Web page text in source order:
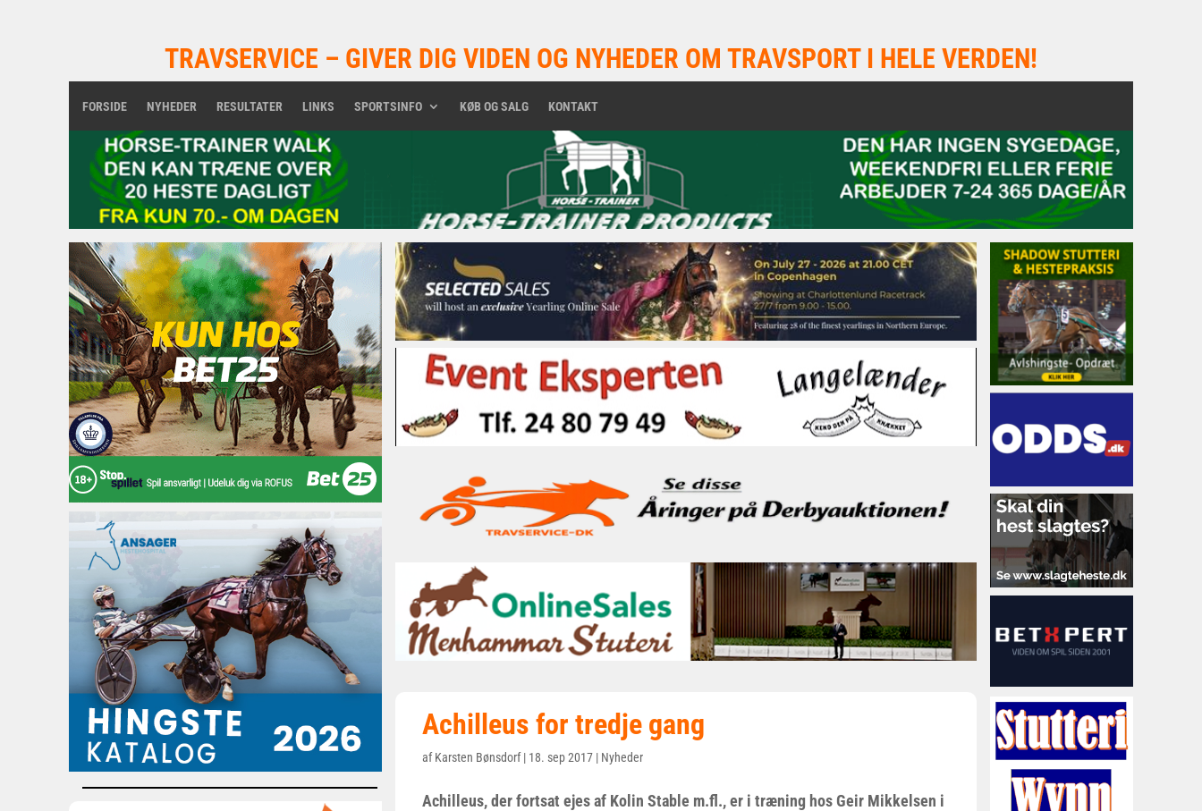
TRAVSERVICE – GIVER DIG VIDEN OG NYHEDER OM TRAVSPORT I HELE VERDEN!
FORSIDE NYHEDER RESULTATER LINKS SPORTSINFO KØB OG SALG KONTAKT
Achilleus for tredje gang
afKarsten Bønsdorf| 18. sep 2017 | Nyheder
Achilleus, der fortsat ejes af Kolin Stable m.fl., er i træning hos Geir Mikkelsen i